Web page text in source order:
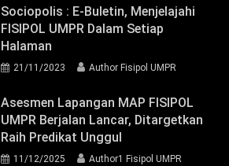
Sociopolis : E-Buletin, Menjelajahi
FISIPOL UMPR Dalam Setiap
Halaman
21/11/2023 Author Fisipol UMPR
Asesmen Lapangan MAP FISIPOL
UMPR Berjalan Lancar, Ditargetkan
Raih Predikat Unggul
11/12/2025 Author1 Fisipol UMPR